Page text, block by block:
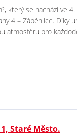
který se nachází ve
4 – Záběhlice. Díky
atmosféru pro
Staré Město.